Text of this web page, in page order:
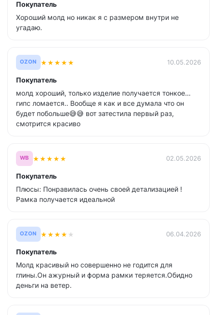
Покупатель
Хороший молд но никак я с размером внутри не
угадаю.
OZON ★★★★★ 10.05.2026
Покупатель
молд хороший, только изделие получается тонкое…
гипс ломается.. Вообще я как и все думала что он
будет побольше😅😅 вот затестила первый раз,
смотрится красиво
WB ★★★★★ 02.05.2026
Покупатель
Плюсы: Понравилась очень своей детализацией !
Рамка получается идеальной
OZON ★★★★ ★ 06.04.2026
Покупатель
Молд красивый но совершенно не годится для
глины.Он ажурный и форма рамки теряется.Обидно
деньги на ветер.